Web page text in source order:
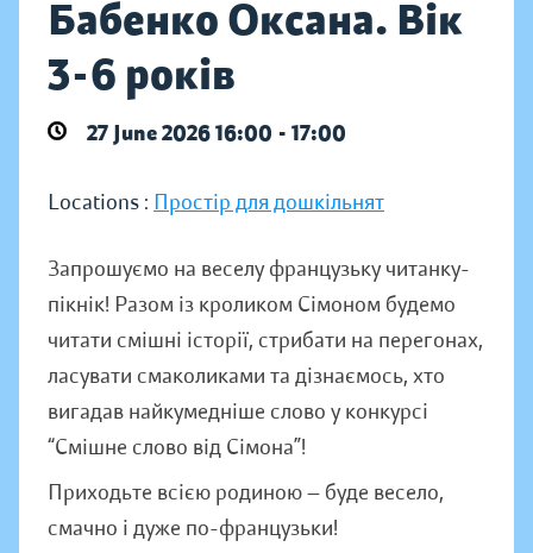
Бабенко Оксана. Вік
3-6 років
27 June 2026 16:00 - 17:00
Locations : Простір для дошкільнят
Запрошуємо на веселу французьку читанку-
пікнік! Разом із кроликом Сімоном будемо
читати смішні історії, стрибати на перегонах,
ласувати смаколиками та дізнаємось, хто
вигадав найкумедніше слово у конкурсі
“Смішне слово від Сімона”!
Приходьте всією родиною — буде весело,
смачно і дуже по-французьки!